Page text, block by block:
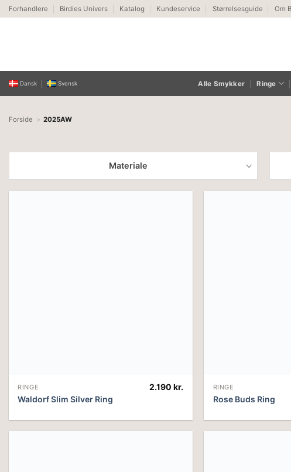
Fortsæt
til
Forhandlere Birdies Univers Katalog Kundeservice Størrelsesguide Om
Dansk Svensk Alle Smykker Ringe
Forside 2025AW
Materiale
RINGE
Waldorf Slim Silver Ring
2.190kr. RINGE
Rose Buds Ring